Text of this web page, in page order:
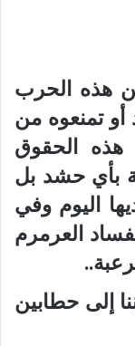
هذه الحرب
تمنعوه من
هذه الحقوق
بأي حشد بل
اليوم وفي
العرمرم
إلى حطابين